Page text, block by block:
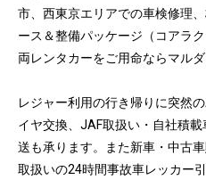
市、西東京エリアでの車検修理
ース＆整備パッケージ（コアラ
両レンタカーをご用命ならマル
レジャー利用の行き帰りに突然
イヤ交換、JAF取扱い・自社積
送も承ります。また新車・中古
取扱いの24時間事故車レッカー